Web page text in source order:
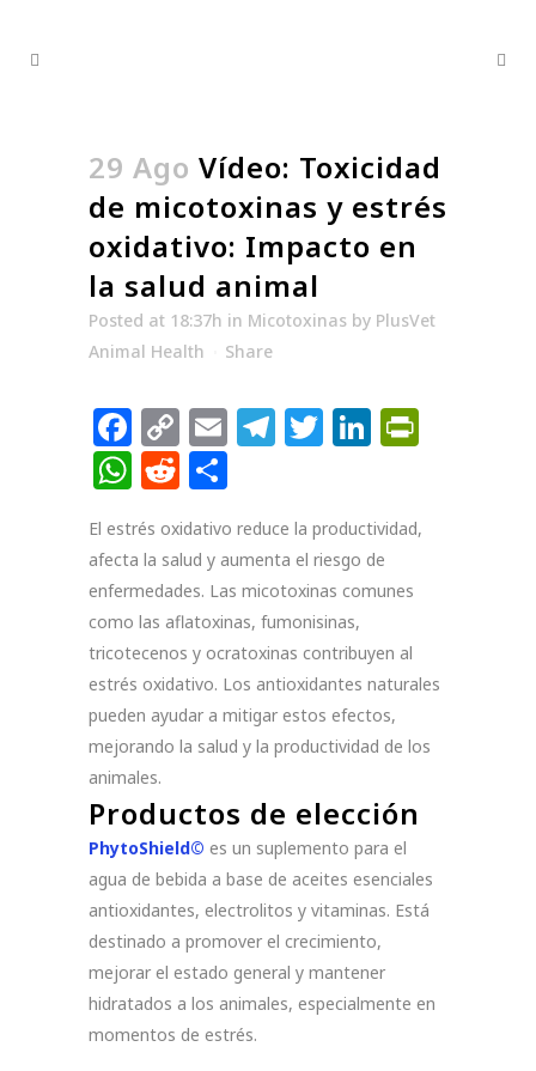
29 Ago Vídeo: Toxicidad
de micotoxinas y estrés
oxidativo: Impacto en
la salud animal
Posted at 18:37h in Micotoxinas by PlusVet
Animal Health
Share
Facebook
Copy
Link
EmailTelegram
TwitterLinkedIn
WhatsApp
Reddit
El estrés oxidativo reduce la productividad,
afecta la salud y aumenta el riesgo de
enfermedades. Las micotoxinas comunes
como las aflatoxinas, fumonisinas,
tricotecenos y ocratoxinas contribuyen al
estrés oxidativo. Los antioxidantes naturales
pueden ayudar a mitigar estos efectos,
mejorando la salud y la productividad de los
animales.
Productos de elección
PhytoShield© es un suplemento para el
agua de bebida a base de aceites esenciales
antioxidantes, electrolitos y vitaminas. Está
destinado a promover el crecimiento,
mejorar el estado general y mantener
hidratados a los animales, especialmente en
momentos de estrés.